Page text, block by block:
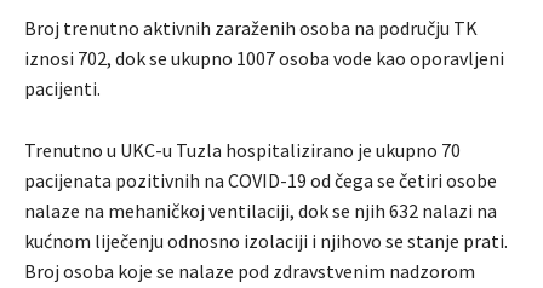
Broj trenutno aktivnih zaraženih osoba na području TK
iznosi 702, dok se ukupno 1007 osoba vode kao oporavljeni
pacijenti.
Trenutno u UKC-u Tuzla hospitalizirano je ukupno 70
pacijenata pozitivnih na COVID-19 od čega se četiri osobe
nalaze na mehaničkoj ventilaciji, dok se njih 632 nalazi na
kućnom liječenju odnosno izolaciji i njihovo se stanje prati.
Broj osoba koje se nalaze pod zdravstvenim nadzorom